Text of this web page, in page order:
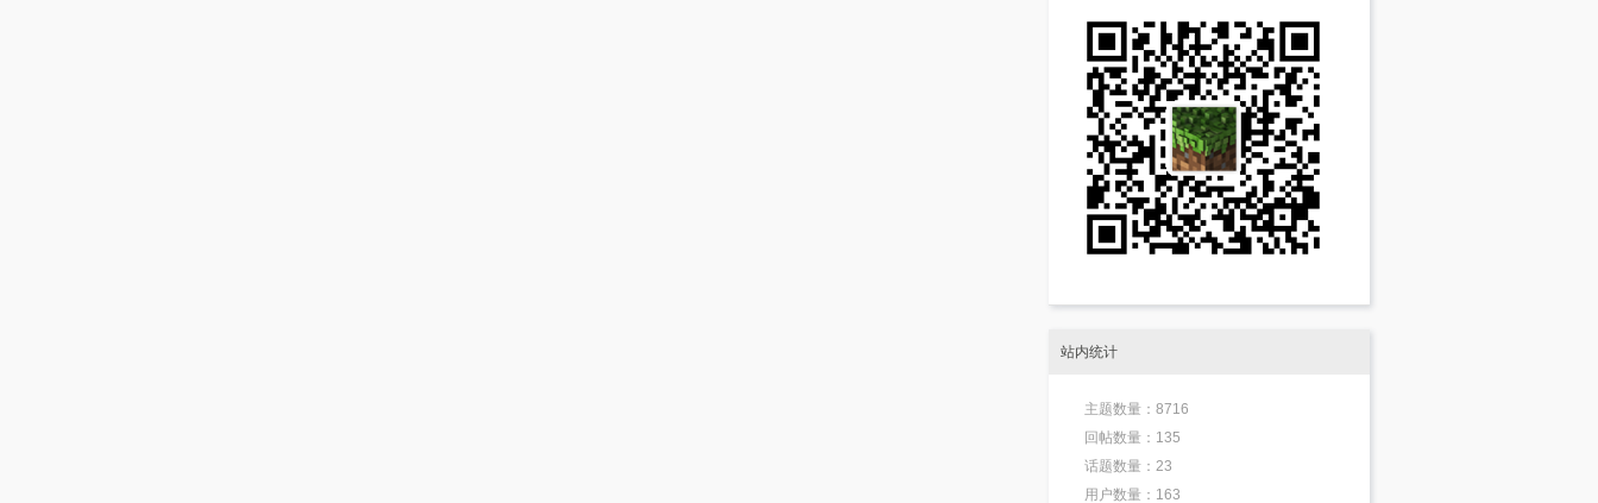
站内统计
主题数量：8716
回帖数量：135
话题数量：23
用户数量：163